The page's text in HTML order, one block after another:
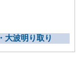
大波明り取り